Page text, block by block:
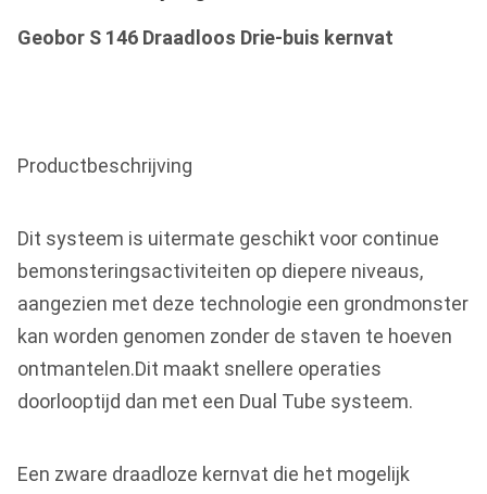
Geobor S 146 Draadloos Drie-buis kernvat
Productbeschrijving
Dit systeem is uitermate geschikt voor continue
bemonsteringsactiviteiten op diepere niveaus,
aangezien met deze technologie een grondmonster
kan worden genomen zonder de staven te hoeven
ontmantelen.Dit maakt snellere operaties
doorlooptijd dan met een Dual Tube systeem.
Een zware draadloze kernvat die het mogelijk